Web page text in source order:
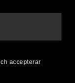
accepterar